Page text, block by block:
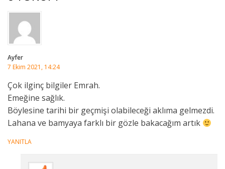
Ayfer
7 Ekim 2021, 14:24
Çok ilginç bilgiler Emrah.
Emeğine sağlık.
Böylesine tarihi bir geçmişi olabileceği aklıma gelmezdi.
Lahana ve bamyaya farklı bir gözle bakacağım artık
YANITLA